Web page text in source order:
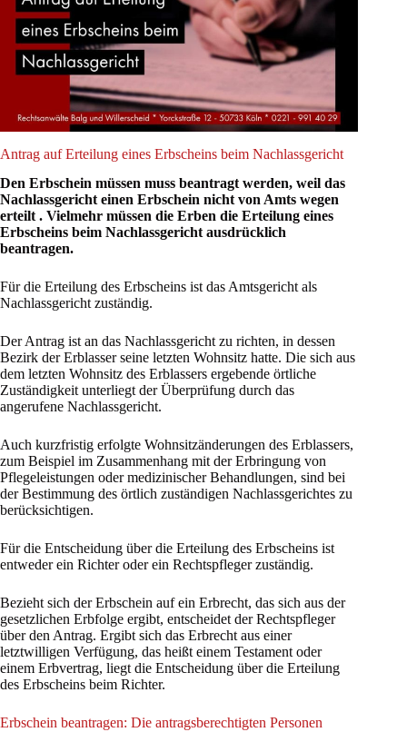
Antrag auf Erteilung eines Erbscheins beim Nachlassgericht
Den Erbschein müssen muss beantragt werden, weil das
Nachlassgericht einen Erbschein nicht von Amts wegen
erteilt . Vielmehr müssen die Erben die Erteilung eines
Erbscheins beim Nachlassgericht ausdrücklich
beantragen.
Für die Erteilung des Erbscheins ist das Amtsgericht als
Nachlassgericht zuständig.
Der Antrag ist an das Nachlassgericht zu richten, in dessen
Bezirk der Erblasser seine letzten Wohnsitz hatte. Die sich aus
dem letzten Wohnsitz des Erblassers ergebende örtliche
Zuständigkeit unterliegt der Überprüfung durch das
angerufene Nachlassgericht.
Auch kurzfristig erfolgte Wohnsitzänderungen des Erblassers,
zum Beispiel im Zusammenhang mit der Erbringung von
Pflegeleistungen oder medizinischer Behandlungen, sind bei
der Bestimmung des örtlich zuständigen Nachlassgerichtes zu
berücksichtigen.
Für die Entscheidung über die Erteilung des Erbscheins ist
entweder ein Richter oder ein Rechtspfleger zuständig.
Bezieht sich der Erbschein auf ein Erbrecht, das sich aus der
gesetzlichen Erbfolge ergibt, entscheidet der Rechtspfleger
über den Antrag. Ergibt sich das Erbrecht aus einer
letztwilligen Verfügung, das heißt einem Testament oder
einem Erbvertrag, liegt die Entscheidung über die Erteilung
des Erbscheins beim Richter.
Erbschein beantragen: Die antragsberechtigten Personen